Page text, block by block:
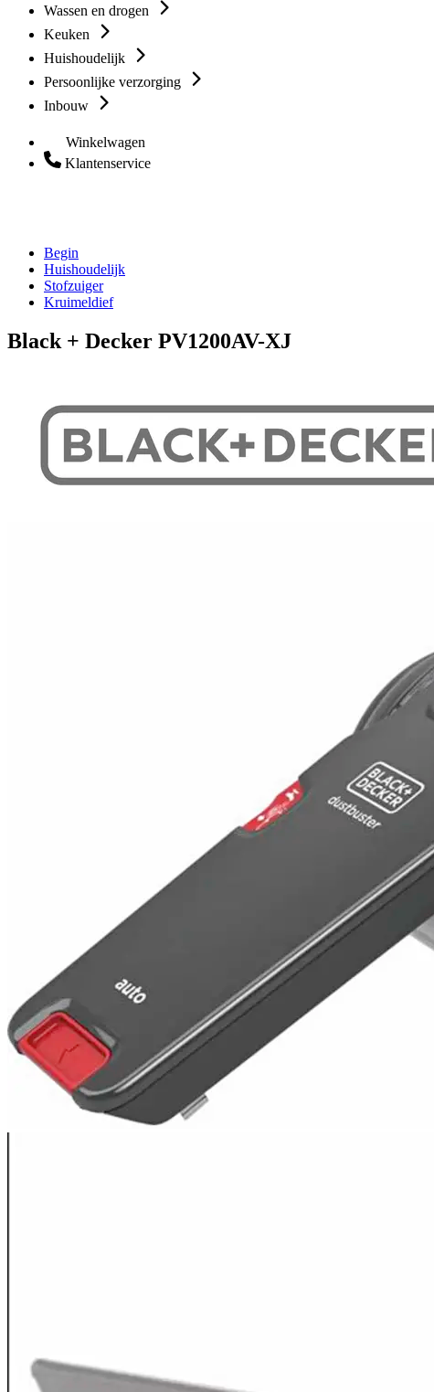
Wassen en drogen
Keuken
Huishoudelijk
Persoonlijke verzorging
Inbouw
Winkelwagen
Klantenservice
Begin
Huishoudelijk
Stofzuiger
Kruimeldief
Black + Decker PV1200AV-XJ